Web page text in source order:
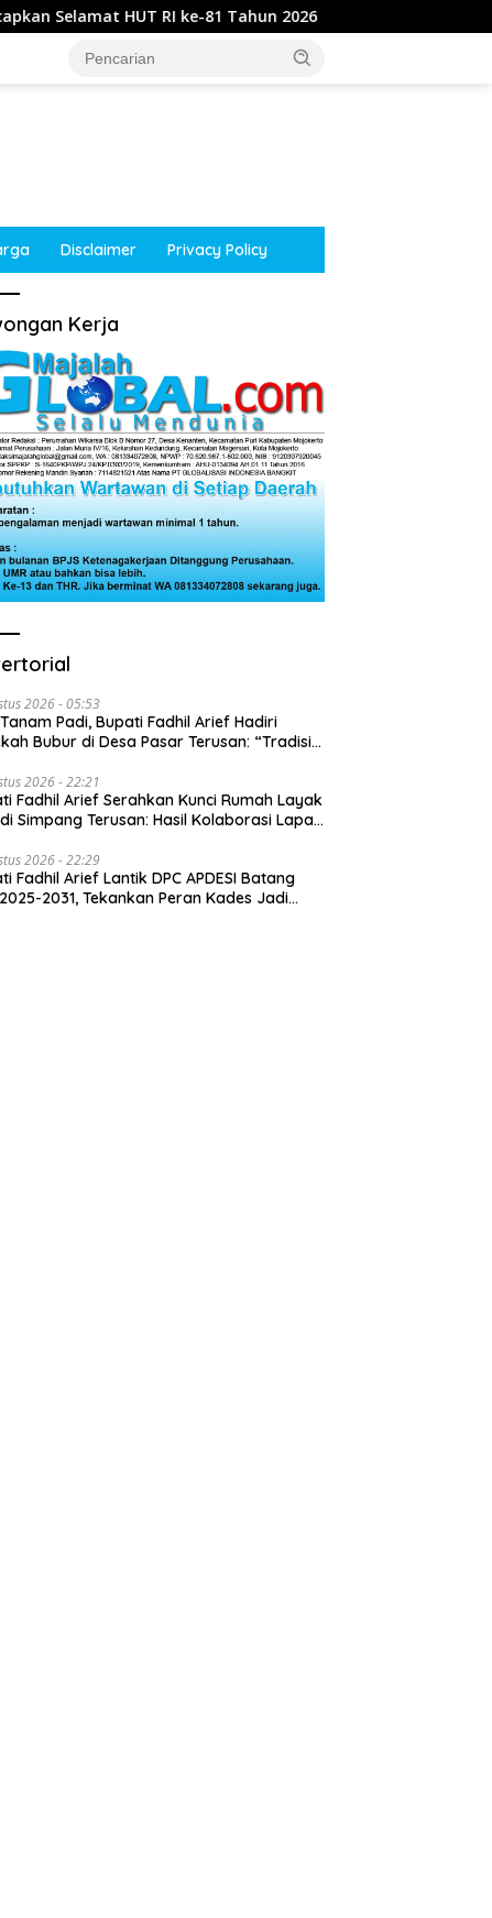
ke-81 Tahun 2026 Kepala Desa Kupang, Jetis,
Disclaimer Privacy Policy
Kerja
2026 - 05:53
Padi, Bupati Fadhil Arief Hadiri
Bubur di Desa Pasar Terusan: “Tradisi
2026 - 22:21
Fadhil Arief Serahkan Kunci Rumah Layak
Simpang Terusan: Hasil Kolaborasi Lapas
2026 - 22:29
Fadhil Arief Lantik DPC APDESI Batang
2031, Tekankan Peran Kades Jadi